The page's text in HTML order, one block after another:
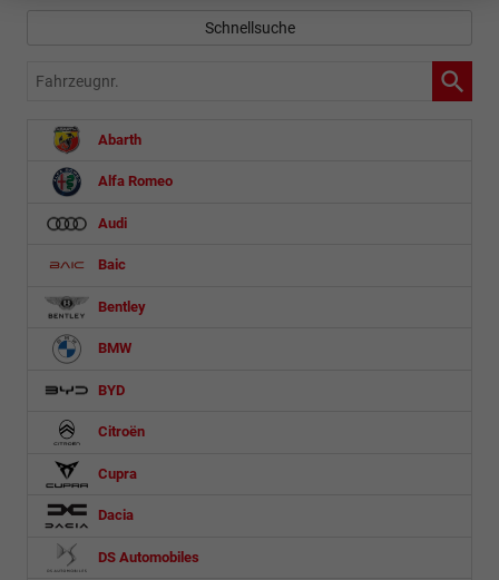
Schnellsuche
Fahrzeugnr.
Abarth
Alfa Romeo
Audi
Baic
Bentley
BMW
BYD
Citroën
Cupra
Dacia
DS Automobiles